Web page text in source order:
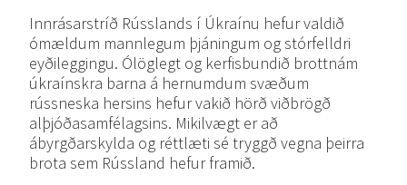
Innrásarstríð Rússlands í Úkraínu hefur valdið
ómældum mannlegum þjáningum og stórfelldri
eyðileggingu. Ólöglegt og kerfisbundið brottnám
úkraínskra barna á hernumdum svæðum
rússneska hersins hefur vakið hörð viðbrögð
alþjóðasamfélagsins. Mikilvægt er að
ábyrgðarskylda og réttlæti sé tryggð vegna þeirra
brota sem Rússland hefur framið.